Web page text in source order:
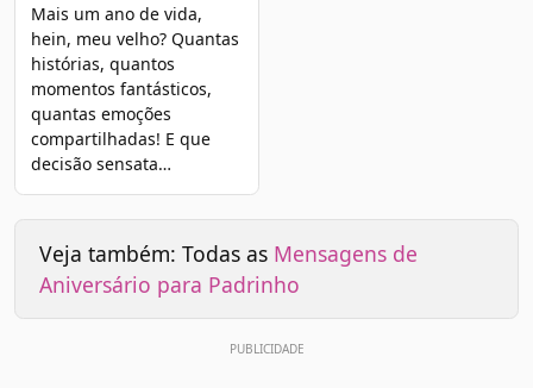
Mais um ano de vida,
hein, meu velho? Quantas
histórias, quantos
momentos fantásticos,
quantas emoções
compartilhadas! E que
decisão sensata…
Veja também: Todas as Mensagens de
Aniversário para Padrinho